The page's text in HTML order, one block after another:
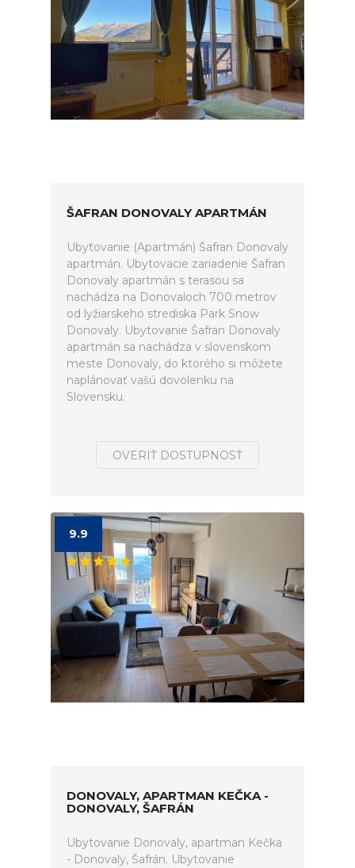
ŠAFRAN DONOVALY APARTMÁN
Ubytovanie (Apartmán) Šafran Donovaly
apartmán. Ubytovacie zariadenie Šafran
Donovaly apartmán s terasou sa
nachádza na Donovaloch 700 metrov
od lyžiarskeho strediska Park Snow
Donovaly. Ubytovanie Šafran Donovaly
apartmán sa nachádza v slovenskom
meste Donovaly, do ktorého si môžete
naplánovať vašú dovolenku na
Slovensku.
OVERIŤ DOSTUPNOSŤ
9.9
DONOVALY, APARTMAN KEČKA -
DONOVALY, ŠAFRÁN
Ubytovanie Donovaly, apartman Kečka
- Donovaly, Šafrán. Ubytovanie